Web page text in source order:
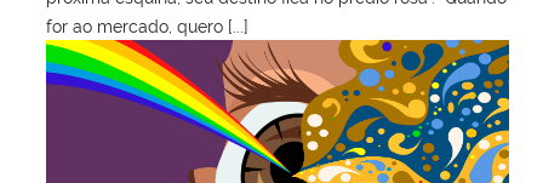
for ao mercado, quero [...]